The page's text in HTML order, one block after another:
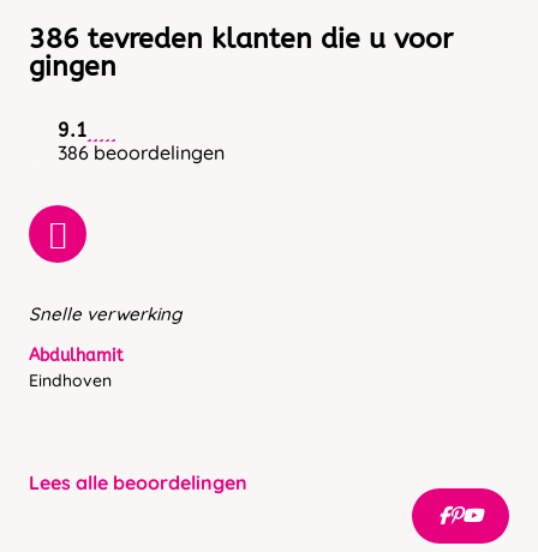
386 tevreden klanten die u voor
gingen
9.1
386 beoordelingen
Snelle verwerking
Abdulhamit
Eindhoven
Lees alle beoordelingen